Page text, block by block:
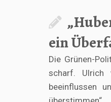
ein
Die Grünen-
scharf. Ulrich
beeinflussen